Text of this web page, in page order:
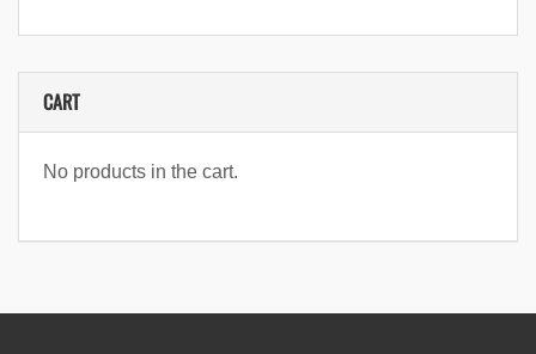
CART
No products in the cart.